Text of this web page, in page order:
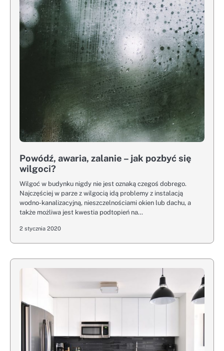
Powódź, awaria, zalanie – jak pozbyć się
wilgoci?
Wilgoć w budynku nigdy nie jest oznaką czegoś dobrego.
Najczęściej w parze z wilgocią idą problemy z instalacją
wodno-kanalizacyjną, nieszczelnościami okien lub dachu, a
także możliwa jest kwestia podtopień na…
2 stycznia 2020